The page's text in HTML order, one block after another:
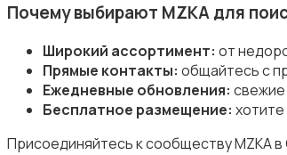
Компактные фотопринтеры
Почему выбирают MZKA для
Широкий ассортимент: от
Прямые контакты: общайтесь с
Ежедневные обновления:
Бесплатное размещение:
Присоединяйтесь к сообществу MZKA